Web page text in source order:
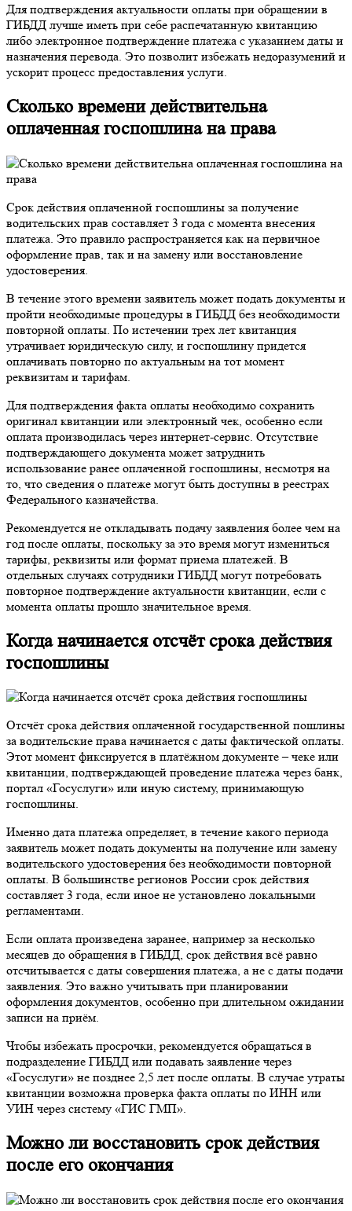
Для подтверждения актуальности оплаты при обращении в
ГИБДД лучше иметь при себе распечатанную квитанцию
либо электронное подтверждение платежа с указанием даты и
назначения перевода. Это позволит избежать недоразумений и
ускорит процесс предоставления услуги.
Сколько времени действительна
оплаченная госпошлина на права
Срок действия оплаченной госпошлины за получение
водительских прав составляет 3 года с момента внесения
платежа. Это правило распространяется как на первичное
оформление прав, так и на замену или восстановление
удостоверения.
В течение этого времени заявитель может подать документы и
пройти необходимые процедуры в ГИБДД без необходимости
повторной оплаты. По истечении трех лет квитанция
утрачивает юридическую силу, и госпошлину придется
оплачивать повторно по актуальным на тот момент
реквизитам и тарифам.
Для подтверждения факта оплаты необходимо сохранить
оригинал квитанции или электронный чек, особенно если
оплата производилась через интернет-сервис. Отсутствие
подтверждающего документа может затруднить
использование ранее оплаченной госпошлины, несмотря на
то, что сведения о платеже могут быть доступны в реестрах
Федерального казначейства.
Рекомендуется не откладывать подачу заявления более чем на
год после оплаты, поскольку за это время могут измениться
тарифы, реквизиты или формат приема платежей. В
отдельных случаях сотрудники ГИБДД могут потребовать
повторное подтверждение актуальности квитанции, если с
момента оплаты прошло значительное время.
Когда начинается отсчёт срока действия
госпошлины
Отсчёт срока действия оплаченной государственной пошлины
за водительские права начинается с даты фактической оплаты.
Этот момент фиксируется в платёжном документе – чеке или
квитанции, подтверждающей проведение платежа через банк,
портал «Госуслуги» или иную систему, принимающую
госпошлины.
Именно дата платежа определяет, в течение какого периода
заявитель может подать документы на получение или замену
водительского удостоверения без необходимости повторной
оплаты. В большинстве регионов России срок действия
составляет 3 года, если иное не установлено локальными
регламентами.
Если оплата произведена заранее, например за несколько
месяцев до обращения в ГИБДД, срок действия всё равно
отсчитывается с даты совершения платежа, а не с даты подачи
заявления. Это важно учитывать при планировании
оформления документов, особенно при длительном ожидании
записи на приём.
Чтобы избежать просрочки, рекомендуется обращаться в
подразделение ГИБДД или подавать заявление через
«Госуслуги» не позднее 2,5 лет после оплаты. В случае утраты
квитанции возможна проверка факта оплаты по ИНН или
УИН через систему «ГИС ГМП».
Можно ли восстановить срок действия
после его окончания